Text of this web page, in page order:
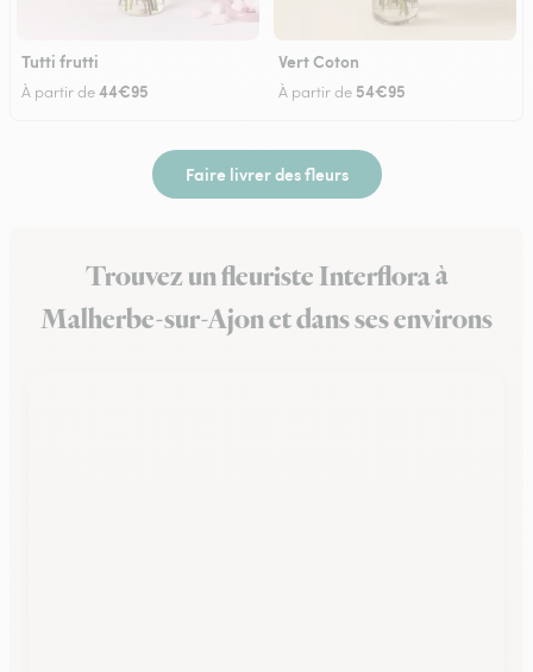
Tutti frutti
À partir de44€95
Vert Coton
À partir de 54€95
Faire livrer des fleurs
Trouvez un fleuriste Interflora à
Malherbe-sur-Ajon et dans ses environs